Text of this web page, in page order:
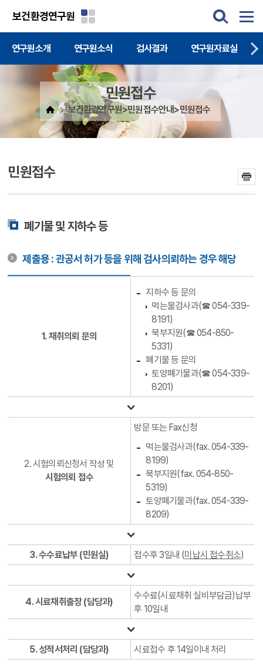
보건환경연구원
연구원소개 연구원소식 검사결과 연구원자료실
민원접수
보건환경연구원>민원접수안내>민원접수
민원접수
폐기물 및 지하수 등
제출용 : 관공서 허가 등을 위해 검사의뢰하는 경우 해당
1. 채취의뢰 문의
지하수 등 문의
먹는물검사과(☎ 054-339-
8191)
북부지원(☎ 054-850-
5331)
폐기물 등 문의
토양폐기물과(☎ 054-339-
8201)
2. 시험의뢰신청서 작성 및
시험의뢰 접수
방문 또는 Fax신청
먹는물검사과(fax. 054-339-
8199)
북부지원(fax. 054-850-
5319)
토양폐기물과(fax. 054-339-
8209)
3. 수수료납부 (민원실) 접수후 3일내 (미납시 접수취소)
4. 시료채취출장 (담당과)
수수료(시료채취 실비부담금)납부
후 10일내
5. 성적서처리 (담당과) 시료접수 후 14일이내 처리